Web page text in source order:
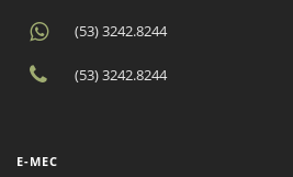
(53) 3242.8244
(53) 3242.8244
E-MEC